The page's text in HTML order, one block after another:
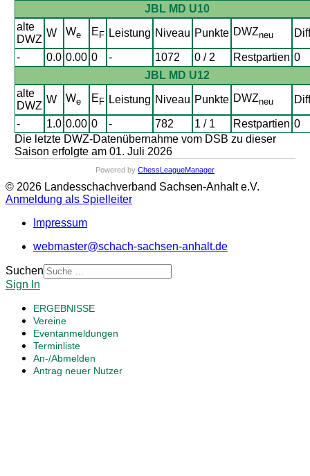
JBL MD U10
alte
DWZ
W We E F Leistung Niveau Punkte DWZneu
- 0.0 0.00 0 - 1072 0 / 2 Restpartien 0
JBL MD U12
alte
DWZ
W We E F Leistung Niveau Punkte DWZneu
- 1.0 0.00 0 - 782 1 / 1 Restpartien 0
Die letzte DWZ-Datenübernahme vom DSB zu dieser
Saison erfolgte am 01. Juli 2026
Powered by ChessLeagueManager
© 2026 Landesschachverband Sachsen-Anhalt e.V.
Anmeldung als Spielleiter
Impressum
webmaster@schach-sachsen-anhalt.de
Suchen
Sign In
ERGEBNISSE
Vereine
Eventanmeldungen
Terminliste
An-/Abmelden
Antrag neuer Nutzer